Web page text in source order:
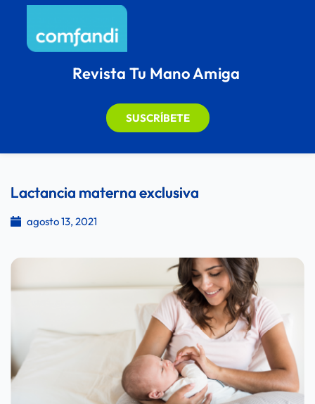
Revista Tu Mano Amiga
SUSCRÍBETE
Lactancia materna exclusiva
agosto 13, 2021